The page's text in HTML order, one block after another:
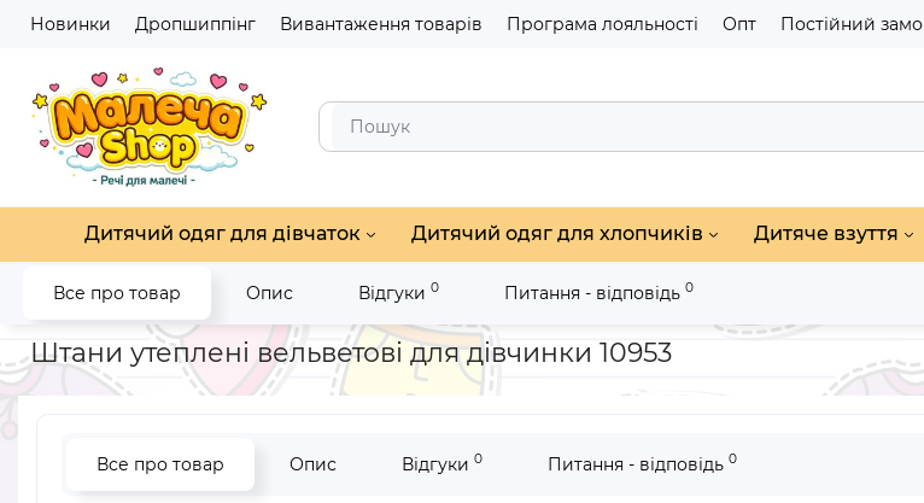
Новинки Дропшиппінг Вивантаження товарів Програма лояльності Опт Постійний
Дитячий одяг для дівчаток Дитячий одяг для хлопчиків Дитяче взуття
Все про товар Опис Відгуки 0 Питання - відповідь 0
Головна Дитячий одяг для дівчаток Штани, шорти для дівчаток Штани утеплені вельветові для
Штани утеплені вельветові для дівчинки 10953
Все про товар Опис Відгуки 0 Питання - відповідь 0